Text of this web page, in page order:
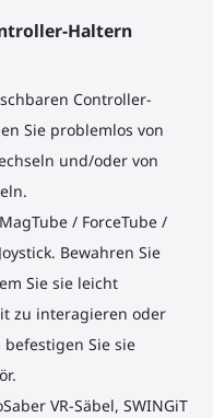
Haltern
Controller-
Sie problemlos von
und/oder von
/ ForceTube /
Bewahren Sie
Sie sie leicht
zu interagieren oder
Sie sie
VR-Säbel, SWINGiT